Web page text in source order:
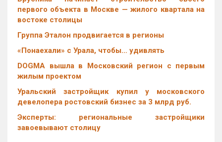
первого объекта в Москве — жилого квартала на
востоке столицы
Группа Эталон продвигается в регионы
«Понаехали» с Урала, чтобы… удивлять
DOGMA вышла в Московский регион с первым
жилым проектом
Уральский застройщик купил у московского
девелопера ростовский бизнес за 3 млрд руб.
Эксперты: региональные застройщики
завоевывают столицу